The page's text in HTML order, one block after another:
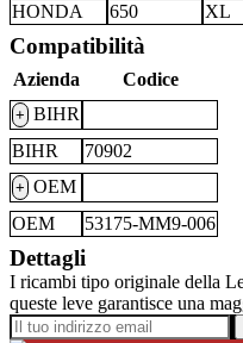
HONDA
650 XL
Compatibilità
Azienda Codice
+ BIHR
BIHR
70902
+ OEM
OEM
53175-MM9-006
Dettagli
I ricambi tipo originale della
queste leve garantisce una